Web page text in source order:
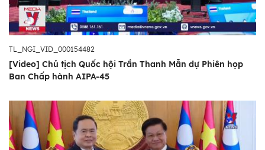
TL_NGI_VID_000154482
[Video] Chủ tịch Quốc hội Trần Thanh Mẫn dự Phiên họp
Ban Chấp hành AIPA-45